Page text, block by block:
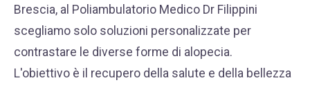
WHATSAPP
+39 389 2681259
Brescia, al Poliambulatorio Medico Dr Filippini
scegliamo solo soluzioni personalizzate per
contrastare le diverse forme di alopecia.
L'obiettivo è il recupero della salute e della bellezza